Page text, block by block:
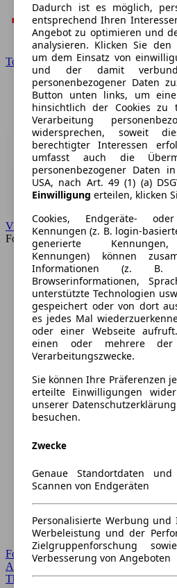
Toyota
VW
Forum
Forum Startseite
Alle Auto-Foren
Themen-Forum
Dadurch ist es möglich,
entsprechend Ihren
Angebot zu optimieren und
analysieren. Klicken Sie
um dem Einsatz von
und der damit
personenbezogener Daten
Button unten links, um
hinsichtlich der Cookies
Verarbeitung
widersprechen, soweit
berechtigter Interessen
umfasst auch die
personenbezogener Daten
USA, nach Art. 49 (1) (a)
Einwilligung erteilen, klicken
Cookies, Endgeräte-
Kennungen (z. B. login-
generierte Kennungen,
Kennungen) können
Informationen (z. B.
Browserinformationen,
unterstützte Technologien
gespeichert oder von dort
es jedes Mal
oder einer Webseite
einen oder mehrere
Verarbeitungszwecke.
Sie können Ihre Präferenzen
erteilte Einwilligungen
unserer
besuchen.
Zwecke
Genaue Standortdaten
Scannen von Endgeräten
Personalisierte Werbung und
Werbeleistung und der
Zielgruppenforschung
Verbesserung von Angeboten